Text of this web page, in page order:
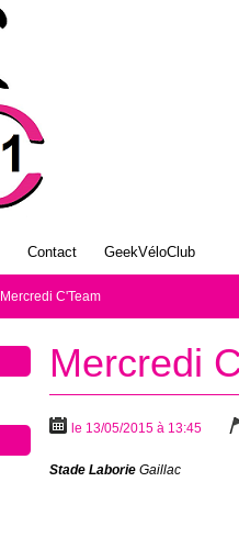
Contact GeekVéloClub
Mercredi C'Team
Mercredi
le 13/05/2015 à 13:45
Stade Laborie Gaillac